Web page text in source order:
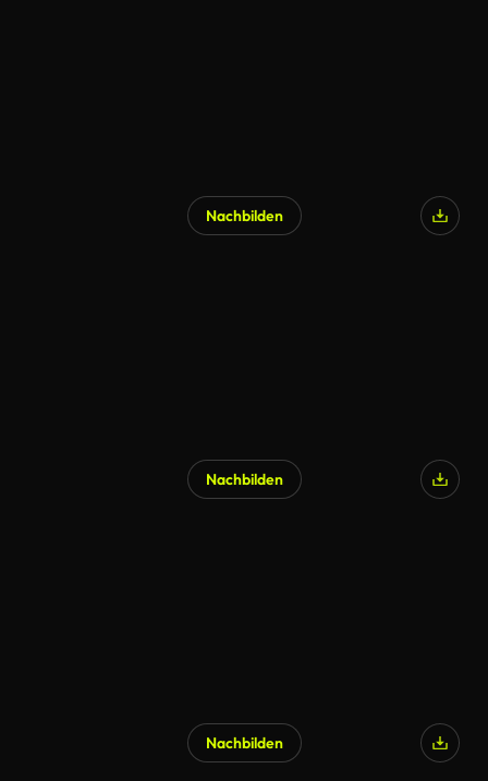
Nachbilden
Nachbilden
Nachbilden